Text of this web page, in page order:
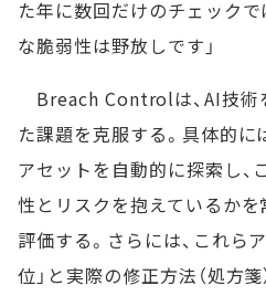
た年に数回だけのチェック
な脆弱性は野放しです」
Breach Controlは、AI技術
た課題を克服する。具体的に
アセットを自動的に探索し、
性とリスクを抱えているかを
評価する。さらには、これら
位」と実際の修正方法（処方